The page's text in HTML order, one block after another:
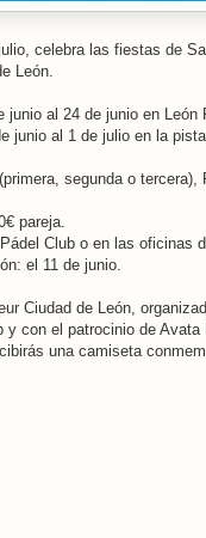
celebra las fiestas de
León.
al 24 de junio en León
junio al 1 de julio en la
segunda o
pareja.
Club o en las oficinas
el 11 de junio.
Ciudad de León,
y con el patrocinio de Avata
una camiseta